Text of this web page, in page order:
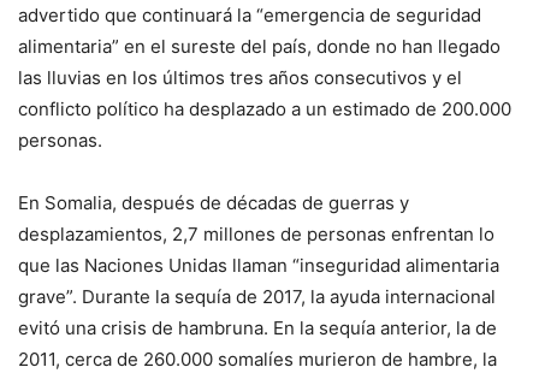
advertido que continuará la “emergencia de seguridad
alimentaria” en el sureste del país, donde no han llegado
las lluvias en los últimos tres años consecutivos y el
conflicto político ha desplazado a un estimado de 200.000
personas.
En Somalia, después de décadas de guerras y
desplazamientos, 2,7 millones de personas enfrentan lo
que las Naciones Unidas llaman “inseguridad alimentaria
grave”. Durante la sequía de 2017, la ayuda internacional
evitó una crisis de hambruna. En la sequía anterior, la de
2011, cerca de 260.000 somalíes murieron de hambre, la